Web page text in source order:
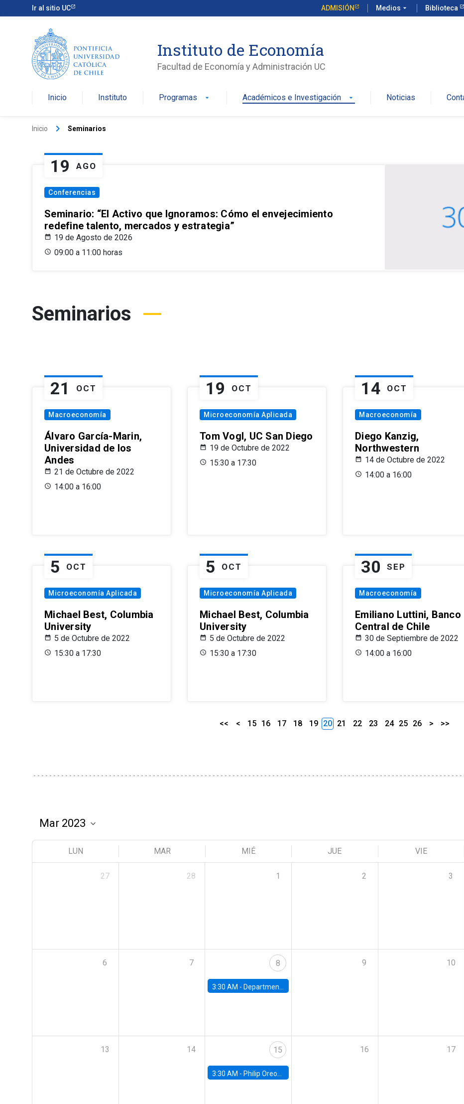
Ir al sitio UC ADMISIÓN Medios arrow_drop_down Biblioteca
Instituto de Economía
Facultad de Economía y Administración UC
Inicio Instituto Programas arrow_drop_down Académicos e Investigación arrow_drop_down Noticias
Inicio keyboard_arrow_right Seminarios
19 AGO
Conferencias
Seminario: “El Activo que Ignoramos: Cómo el envejecimiento
redefine talento, mercados y estrategia”
19 de Agosto de 2026
09:00 a 11:00 horas
Seminarios
21 OCT
Macroeconomía
Álvaro García-Marin,
Universidad de los
Andes
21 de Octubre de 2022
14:00 a 16:00
19 OCT
Microeconomía Aplicada
Tom Vogl, UC San Diego
19 de Octubre de 2022
15:30 a 17:30
14 OCT
Macroeconomía
Diego Kanzig,
Northwestern
14 de Octubre de 2022
14:00 a 16:00
5 OCT
Microeconomía Aplicada
Michael Best, Columbia
University
5 de Octubre de 2022
15:30 a 17:30
5 OCT
Microeconomía Aplicada
Michael Best, Columbia
University
5 de Octubre de 2022
15:30 a 17:30
30 SEP
Macroeconomía
Emiliano Luttini, Banco
Central de Chile
30 de Septiembre de 2022
14:00 a 16:00
<< < 15 16 17 18 19 20 21 22 23 24 25 26 > >>
LUN MAR MIÉ JUE VIE
27 28 1 2 3
6 7 8
3:30 AM - Department Seminar: James Robinson
9 10
13 14 15
3:30 AM - Philip Oreopolous, University of Toronto
16 17